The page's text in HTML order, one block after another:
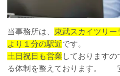
当事務所は、 東武スカイツリー
より１分の駅近です。
土日祝日も営業 しておりますの
る体制を整えております。